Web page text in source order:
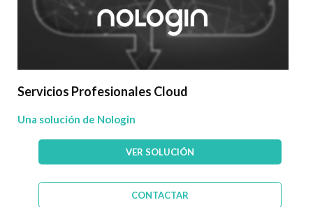
Servicios Profesionales Cloud
Una solución de Nologin
VER SOLUCIÓN
CONTACTAR